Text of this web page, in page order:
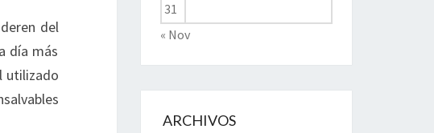
del
día más
utilizado
31
« Nov
ARCHIVOS